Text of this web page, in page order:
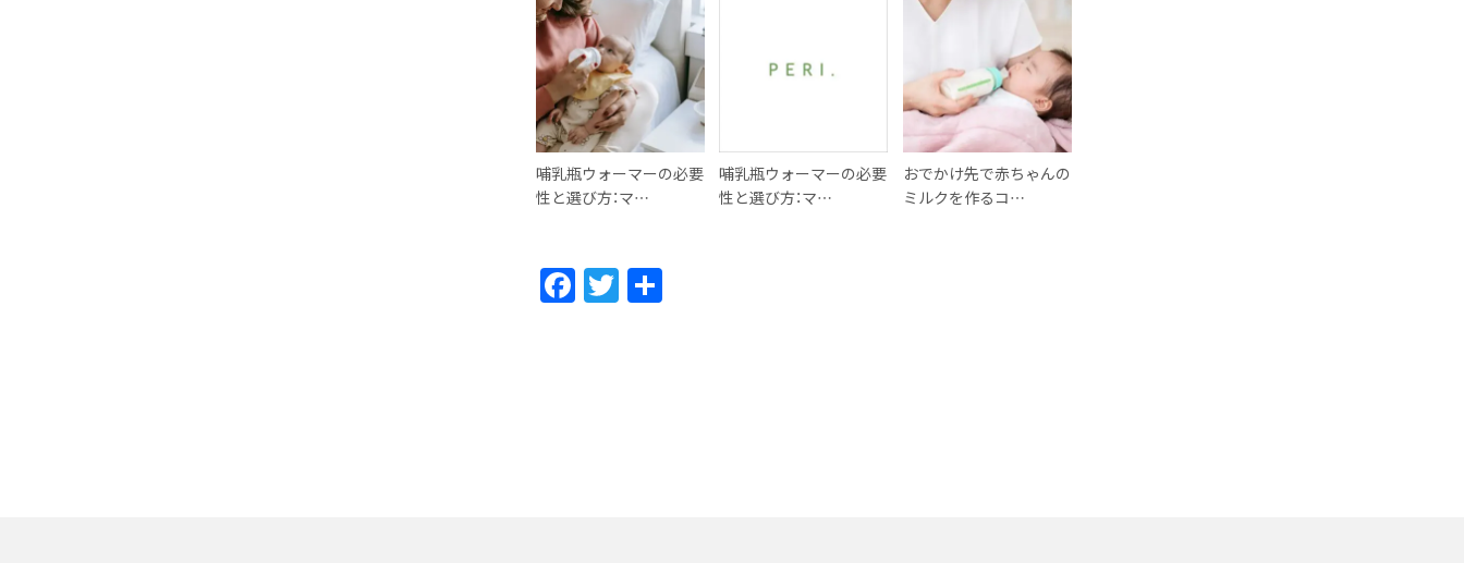
哺乳瓶ウォーマーの必要
性と選び方：マ…
哺乳瓶ウォーマーの必要
性と選び方：マ…
おでかけ先で赤ちゃんの
ミルクを作るコ…
F
ac
T
w